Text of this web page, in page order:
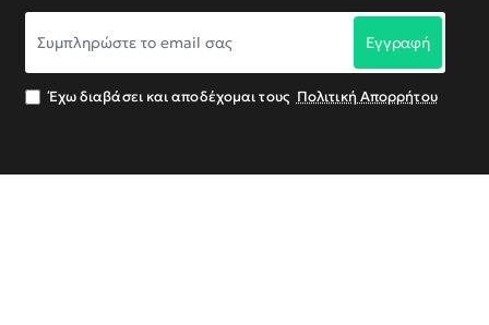
το
σας
Εγγραφή
Έχω διαβάσει και αποδέχομαι τους Πολιτική Απορρήτου